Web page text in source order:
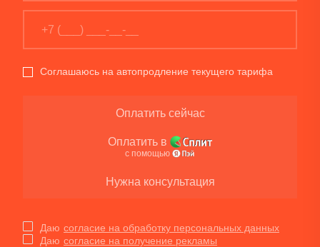
Соглашаюсь на автопродление текущего тарифа
Оплатить сейчас
Оплатить в
с помощью
Нужна консультация
Даю согласие на обработку персональных данных
Даю согласие на получение рекламы